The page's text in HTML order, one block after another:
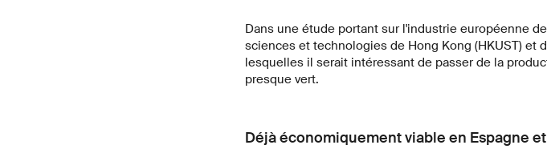
Dans une étude portant sur l'industrie européenne
sciences et technologies de Hong Kong (HKUST) et
lesquelles il serait intéressant de passer de la
presque vert.
Déjà économiquement viable en Espagne